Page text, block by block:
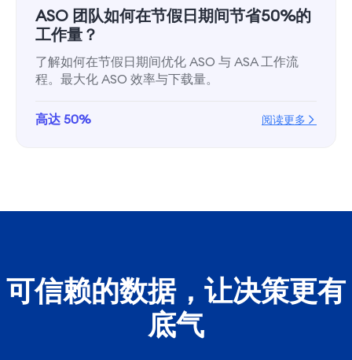
ASO 团队如何在节假日期间节省50%的
工作量？
了解如何在节假日期间优化 ASO 与 ASA 工作流
程。最大化 ASO 效率与下载量。
高达 50% 阅读更多
可信赖的数据，让决策更有
底气